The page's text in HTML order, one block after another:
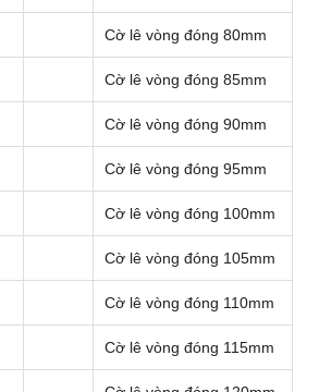
Cờ lê vòng đóng 80mm
Cờ lê vòng đóng 85mm
Cờ lê vòng đóng 90mm
Cờ lê vòng đóng 95mm
Cờ lê vòng đóng 100mm
Cờ lê vòng đóng 105mm
Cờ lê vòng đóng 110mm
Cờ lê vòng đóng 115mm